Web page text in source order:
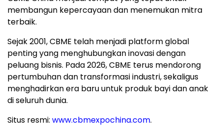
membangun kepercayaan dan menemukan mitra
terbaik.
Sejak 2001, CBME telah menjadi platform global
penting yang menghubungkan inovasi dengan
peluang bisnis. Pada 2026, CBME terus mendorong
pertumbuhan dan transformasi industri, sekaligus
menghadirkan era baru untuk produk bayi dan anak
di seluruh dunia.
Situs resmi: www.cbmexpochina.com.